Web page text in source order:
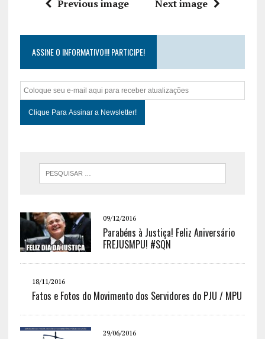
Previous image Next image
ASSINE O INFORMATIVO!!! PARTICIPE!
09/12/2016
Parabéns à Justiça! Feliz Aniversário
FREJUSMPU! #SQN
18/11/2016
Fatos e Fotos do Movimento dos Servidores do PJU / MPU
29/06/2016